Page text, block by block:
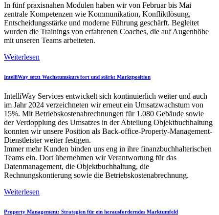
In fünf praxisnahen Modulen haben wir von Februar bis Mai
zentrale Kompetenzen wie Kommunikation, Konfliktlösung,
Entscheidungsstärke und moderne Führung geschärft. Begleitet
wurden die Trainings von erfahrenen Coaches, die auf Augenhöhe
mit unseren Teams arbeiteten.
Weiterlesen
IntelliWay setzt Wachstumskurs fort und stärkt Marktposition
IntelliWay Services entwickelt sich kontinuierlich weiter und auch
im Jahr 2024 verzeichneten wir erneut ein Umsatzwachstum von
15%. Mit Betriebskostenabrechnungen für 1.080 Gebäude sowie
der Verdopplung des Umsatzes in der Abteilung Objektbuchhaltung
konnten wir unsere Position als Back-office-Property-Management-
Dienstleister weiter festigen.
Immer mehr Kunden binden uns eng in ihre finanzbuchhalterischen
Teams ein. Dort übernehmen wir Verantwortung für das
Datenmanagement, die Objektbuchhaltung, die
Rechnungskontierung sowie die Betriebskostenabrechnung.
Weiterlesen
Property Management: Strategien für ein herausforderndes Marktumfeld